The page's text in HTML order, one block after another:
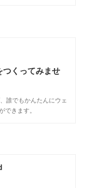
つくってみませ
誰でもかんたんにウェ
できます。